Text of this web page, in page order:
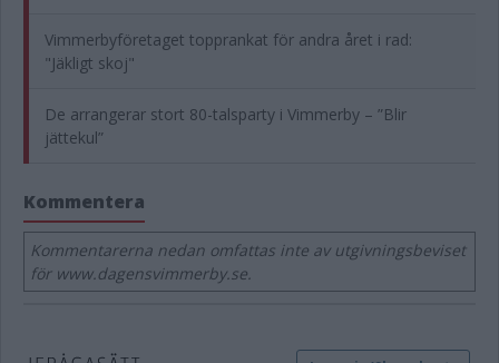
Vimmerbyföretaget topprankat för andra året i rad:
"Jäkligt skoj"
De arrangerar stort 80-talsparty i Vimmerby – ”Blir
jättekul”
Kommentera
Kommentarerna nedan omfattas inte av utgivningsbeviset
för www.dagensvimmerby.se.